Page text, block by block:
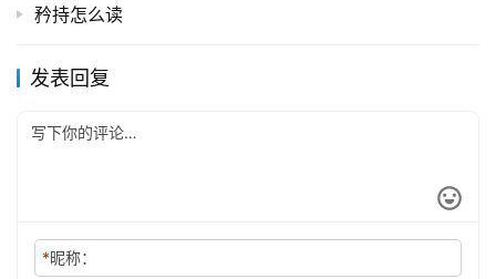
矜持怎么读
发表回复
*昵称：